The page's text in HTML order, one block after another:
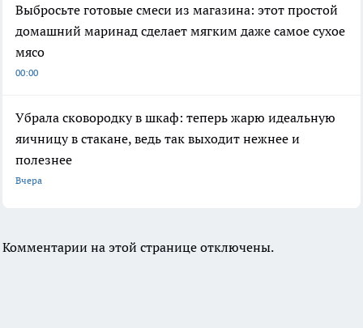
Выбросьте готовые смеси из магазина: этот простой
домашний маринад сделает мягким даже самое сухое
мясо
00:00
Убрала сковородку в шкаф: теперь жарю идеальную
яичницу в стакане, ведь так выходит нежнее и
полезнее
Вчера
Комментарии на этой странице отключены.